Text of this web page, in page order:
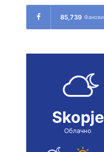
85,739 Фанови
Skopje
Облачно